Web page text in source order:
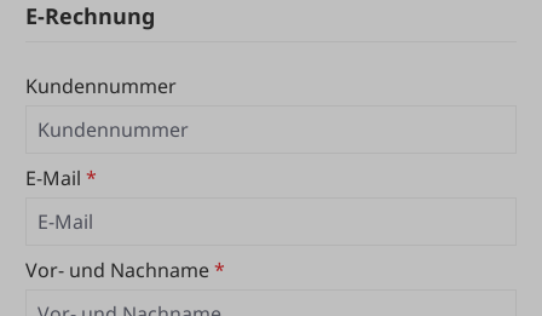
E-Rechnung
Kundennummer
E-Mail *
Vor- und Nachname*